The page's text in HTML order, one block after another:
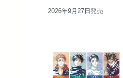
2026年9月27日発売